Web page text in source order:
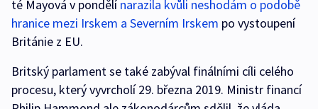
té Mayová v pondělínarazila kvůli neshodám o podobě
hranice mezi Irskem a Severním Irskem po vystoupení
Británie z EU.
Britský parlament se také zabýval finálními cíli celého
procesu, který vyvrcholí 29. března 2019. Ministr financí